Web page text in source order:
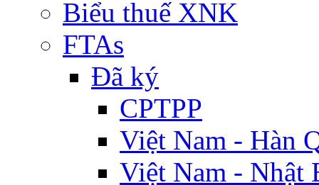
Biểu thuế XNK
FTAs
Đã ký
CPTPP
Việt Nam - Hàn
Việt Nam - Nhật